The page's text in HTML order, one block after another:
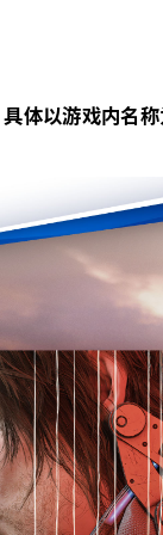
体以游戏内名